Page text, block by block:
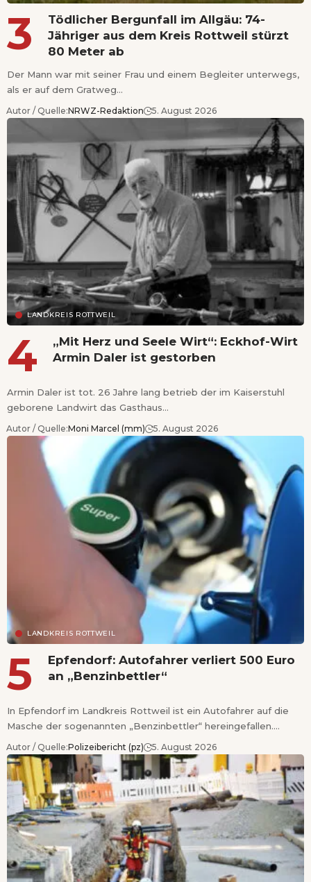
Tödlicher Bergunfall im Allgäu: 74-
Jähriger aus dem Kreis Rottweil stürzt
80 Meter ab
Der Mann war mit seiner Frau und einem Begleiter unterwegs,
als er auf dem Gratweg…
Autor / Quelle:NRWZ-Redaktion 5. August 2026
LANDKREIS ROTTWEIL
„Mit Herz und Seele Wirt“: Eckhof-Wirt
Armin Daler ist gestorben
Armin Daler ist tot. 26 Jahre lang betrieb der im Kaiserstuhl
geborene Landwirt das Gasthaus…
Autor / Quelle:Moni Marcel (mm) 5. August 2026
LANDKREIS ROTTWEIL
Epfendorf: Autofahrer verliert 500 Euro
an „Benzinbettler“
In Epfendorf im Landkreis Rottweil ist ein Autofahrer auf die
Masche der sogenannten „Benzinbettler“ hereingefallen.…
Autor / Quelle:Polizeibericht (pz) 5. August 2026